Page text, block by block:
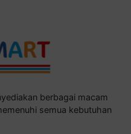
berbagai macam
semua kebutuhan